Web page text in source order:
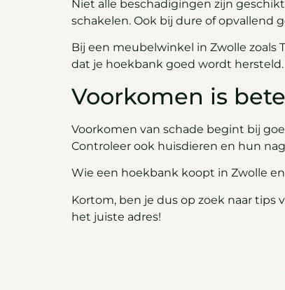
Niet alle beschadigingen zijn
schakelen. Ook bij dure of opvallend
Bij een meubelwinkel in Zwolle zoals
dat je hoekbank goed wordt hersteld.
Voorkomen is
Voorkomen van schade begint bij
Controleer ook huisdieren en hun
Wie een hoekbank koopt in Zwolle
Kortom, ben je dus op zoek naar tips
het juiste adres!